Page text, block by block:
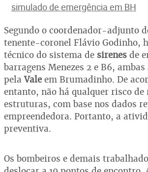
simulado de emergência em BH
Segundo o coordenador-adjunto
tenente-coronel Flávio Godinho,
técnico do sistema de sirenes de
barragens Menezes 2 e B6,
pelaValeem Brumadinho. De
entanto, não há qualquer risco
estruturas, com base nos dados
empreendedora. Portanto, a
preventiva.
Os bombeiros e demais